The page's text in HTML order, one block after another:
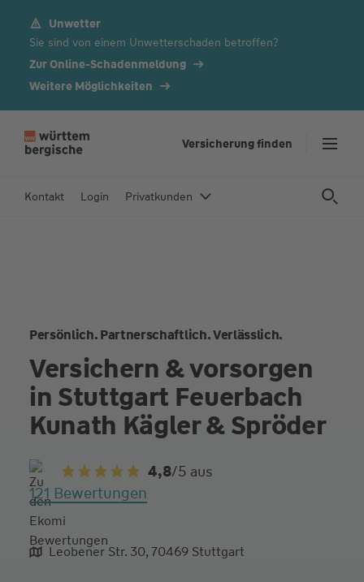
Unwetter
Sie sind von einem Unwetterschaden betroffen?
Zur Online-Schadenmeldung
Weitere Möglichkeiten
ri
Versicherung finden
Kontakt Login Privatkunden
Persönlich. Partnerschaftlich. Verlässlich.
Versichern & vorsorgen
in Stuttgart Feuerbach
Kunath Kägler & Spröder
4,8/5 aus
121 Bewertungen
aliqua culpa cillum ullamco
Leobener Str. 30, 70469 Stuttgart